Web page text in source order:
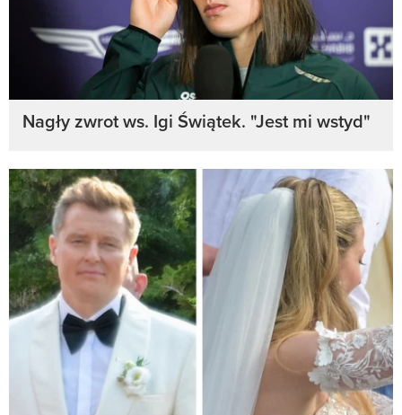
Nagły zwrot ws. Igi Świątek. "Jest mi wstyd"